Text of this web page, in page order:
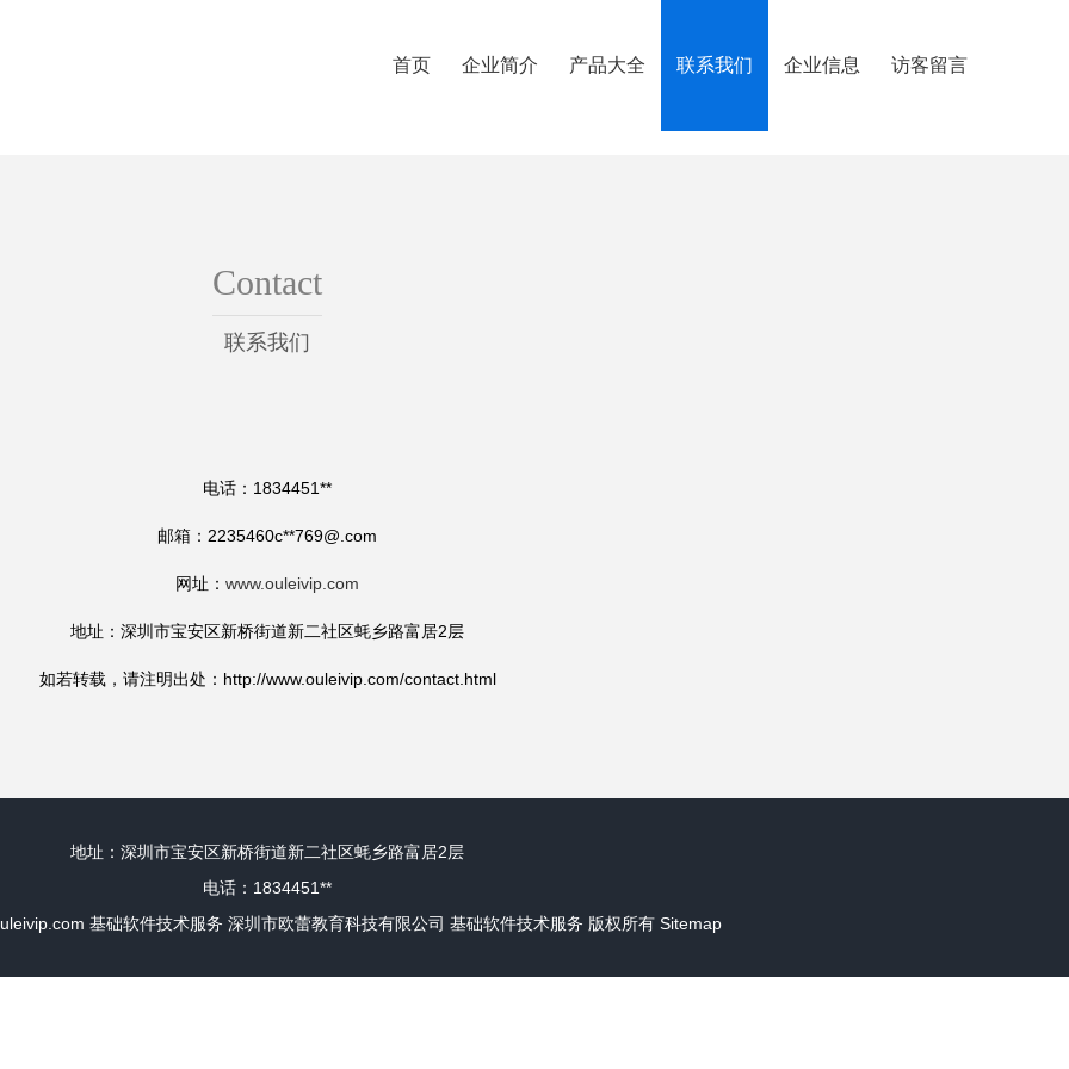
首页 企业简介 产品大全 联系我们 企业信息 访客留言
Contact
联系我们
电话：1834451**
邮箱：2235460c**769@.com
网址： www.ouleivip.com
地址：深圳市宝安区新桥街道新二社区蚝乡路富居2层
如若转载，请注明出处：http://www.ouleivip.com/contact.html
地址：深圳市宝安区新桥街道新二社区蚝乡路富居2层
电话：1834451**
基础软件技术服务 深圳市欧蕾教育科技有限公司 基础软件技术服务 版权所有 Sitemap